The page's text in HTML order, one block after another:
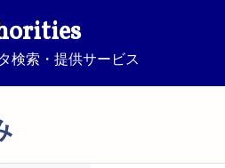
検索・提供サービス